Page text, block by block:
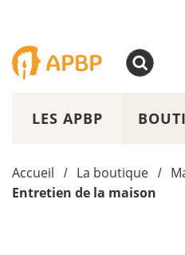
LES APBP
Accueil / La boutique /
Entretien de la maison